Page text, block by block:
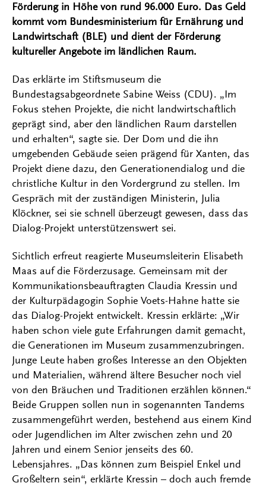
Förderung in Höhe von rund 96.000 Euro. Das Geld
kommt vom Bundesministerium für Ernährung und
Landwirtschaft (BLE) und dient der Förderung
kultureller Angebote im ländlichen Raum.
Das erklärte im Stiftsmuseum die
Bundestagsabgeordnete Sabine Weiss (CDU). „Im
Fokus stehen Projekte, die nicht landwirtschaftlich
geprägt sind, aber den ländlichen Raum darstellen
und erhalten“, sagte sie. Der Dom und die ihn
umgebenden Gebäude seien prägend für Xanten, das
Projekt diene dazu, den Generationendialog und die
christliche Kultur in den Vordergrund zu stellen. Im
Gespräch mit der zuständigen Ministerin, Julia
Klöckner, sei sie schnell überzeugt gewesen, dass das
Dialog-Projekt unterstützenswert sei.
Sichtlich erfreut reagierte Museumsleiterin Elisabeth
Maas auf die Förderzusage. Gemeinsam mit der
Kommunikationsbeauftragten Claudia Kressin und
der Kulturpädagogin Sophie Voets-Hahne hatte sie
das Dialog-Projekt entwickelt. Kressin erklärte: „Wir
haben schon viele gute Erfahrungen damit gemacht,
die Generationen im Museum zusammenzubringen.
Junge Leute haben großes Interesse an den Objekten
und Materialien, während ältere Besucher noch viel
von den Bräuchen und Traditionen erzählen können.“
Beide Gruppen sollen nun in sogenannten Tandems
zusammengeführt werden, bestehend aus einem Kind
oder Jugendlichen im Alter zwischen zehn und 20
Jahren und einem Senior jenseits des 60.
Lebensjahres. „Das können zum Beispiel Enkel und
Großeltern sein“, erklärte Kressin – doch auch fremde